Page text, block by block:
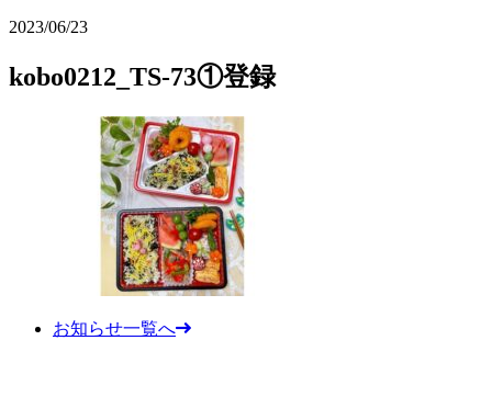
2023/06/23
kobo0212_TS-73①登録
お知らせ一覧へ